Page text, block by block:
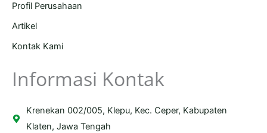
Profil Perusahaan
Artikel
Kontak Kami
Informasi Kontak
Krenekan 002/005, Klepu, Kec. Ceper, Kabupaten
Klaten, Jawa Tengah